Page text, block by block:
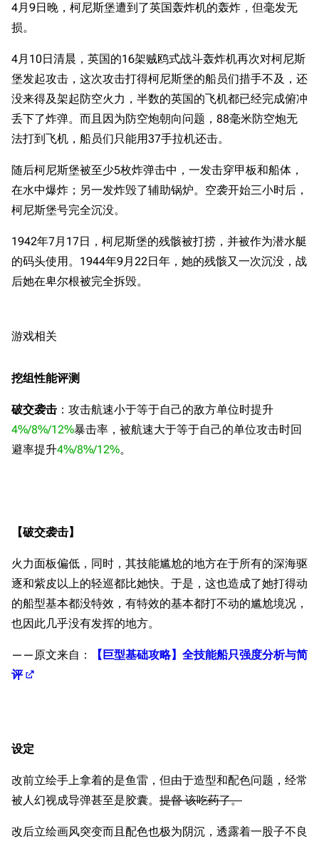
4月9日晚，柯尼斯堡遭到了英国轰炸机的轰炸，但毫发无
损。
4月10日清晨，英国的16架贼鸥式战斗轰炸机再次对柯尼斯
堡发起攻击，这次攻击打得柯尼斯堡的船员们措手不及，还
没来得及架起防空火力，半数的英国的飞机都已经完成俯冲
丢下了炸弹。而且因为防空炮朝向问题，88毫米防空炮无
法打到飞机，船员们只能用37手拉机还击。
随后柯尼斯堡被至少5枚炸弹击中，一发击穿甲板和船体，
在水中爆炸；另一发炸毁了辅助锅炉。空袭开始三小时后，
柯尼斯堡号完全沉没。
1942年7月17日，柯尼斯堡的残骸被打捞，并被作为潜水艇
的码头使用。1944年9月22日年，她的残骸又一次沉没，战
后她在卑尔根被完全拆毁。
游戏相关
挖组性能评测
破交袭击 ：攻击航速小于等于自己的敌方单位时提升
4%/8%/12%暴击率，被航速大于等于自己的单位攻击时回
避率提升4%/8%/12%。
【破交袭击】
火力面板偏低，同时，其技能尴尬的地方在于所有的深海驱
逐和紫皮以上的轻巡都比她快。于是，这也造成了她打得动
的船型基本都没特效，有特效的基本都打不动的尴尬境况，
也因此几乎没有发挥的地方。
——原文来自：
【巨型基础攻略】全技能船只强度分析与简
评
设定
改前立绘手上拿着的是鱼雷，但由于造型和配色问题，经常
被人幻视成导弹甚至是胶囊。 提督 该吃药了。
改后立绘画风突变而且配色也极为阴沉，透露着一股子不良